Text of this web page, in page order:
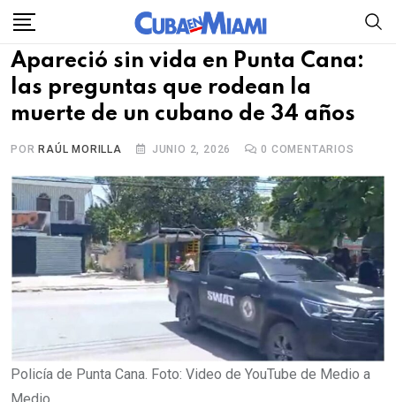
Skip
content
Apareció sin vida en Punta Cana:
las preguntas que rodean la
muerte de un cubano de 34 años
POR RAÚL MORILLA JUNIO 2, 2026 0 COMENTARIOS
Policía de Punta Cana. Foto: Video de YouTube de Medio a